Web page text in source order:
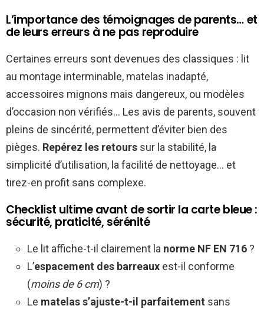
L’importance des témoignages de parents… et
de leurs erreurs à ne pas reproduire
Certaines erreurs sont devenues des classiques : lit
au montage interminable, matelas inadapté,
accessoires mignons mais dangereux, ou modèles
d’occasion non vérifiés… Les avis de parents, souvent
pleins de sincérité, permettent d’éviter bien des
pièges. Repérez les retours sur la stabilité, la
simplicité d’utilisation, la facilité de nettoyage… et
tirez-en profit sans complexe.
Checklist ultime avant de sortir la carte bleue :
sécurité, praticité, sérénité
Le lit affiche-t-il clairement la norme NF EN 716 ?
L’espacement des barreaux est-il conforme
(moins de 6 cm) ?
Le matelas s’ajuste-t-il parfaitement sans